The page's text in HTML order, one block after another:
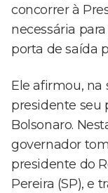
concorrer à
necessária
porta de saída
Ele afirmou, na
presidente seu
Bolsonaro.
governador
presidente do
Pereira (SP), e